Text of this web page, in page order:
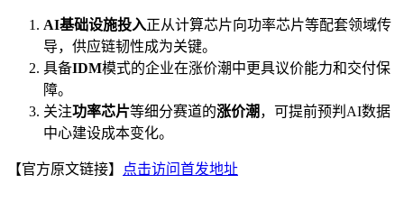
AI基础设施投入正从计算芯片向功率芯片等配套领域传
导，供应链韧性成为关键。
具备IDM模式的企业在涨价潮中更具议价能力和交付保
障。
关注功率芯片等细分赛道的涨价潮 ，可提前预判AI数据
中心建设成本变化。
【官方原文链接】 点击访问首发地址